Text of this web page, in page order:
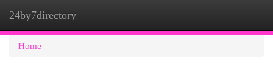
24by7directory
Home